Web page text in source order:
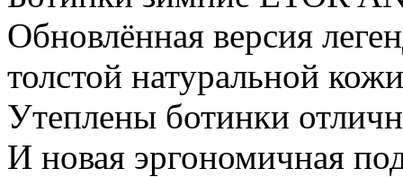
Обновлённая версия
толстой натуральной
Утеплены ботинки
И новая эргономичная